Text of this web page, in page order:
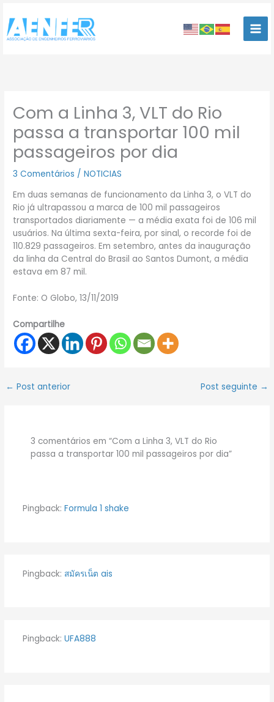
para
conteúdo
Com a Linha 3, VLT do Rio
passa a transportar 100 mil
passageiros por dia
3 Comentários /NOTICIAS
Em duas semanas de funcionamento da Linha 3, o VLT do
Rio já ultrapassou a marca de 100 mil passageiros
transportados diariamente — a média exata foi de 106 mil
usuários. Na última sexta-feira, por sinal, o recorde foi de
110.829 passageiros. Em setembro, antes da inauguração
da linha da Central do Brasil ao Santos Dumont, a média
estava em 87 mil.
Fonte: O Globo, 13/11/2019
Compartilhe
← Post anterior Post seguinte →
3 comentários em “Com a Linha 3, VLT do Rio
passa a transportar 100 mil passageiros por dia”
Pingback: Formula 1 shake
Pingback: สมัครเน็ต ais
Pingback: UFA888